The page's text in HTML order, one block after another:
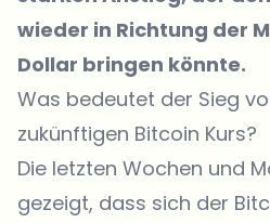
wieder in Richtung der
Dollar bringen könnte.
Was bedeutet der Sieg
zukünftigen Bitcoin Kurs?
Die letzten Wochen und
gezeigt, dass sich der